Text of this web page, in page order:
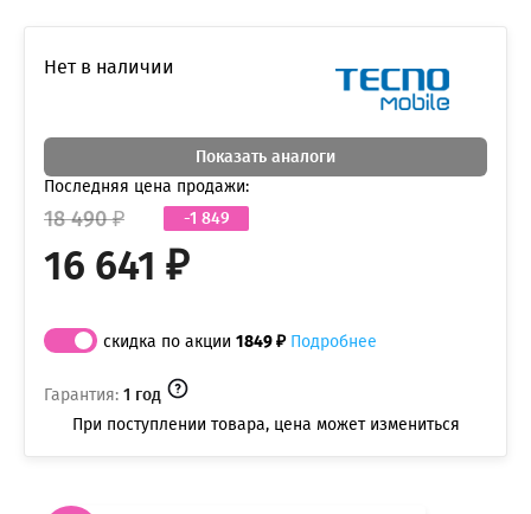
Нет в наличии
Показать аналоги
Гарантия: 1 год
Последняя цена продажи:
-1 849
18 490 ₽
16 641 ₽
скидка по акции 1849 ₽ Подробнее
При поступлении товара, цена может измениться